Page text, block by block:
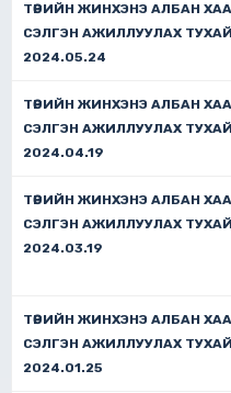
ТӨРИЙН ЖИНХЭНЭ АЛБАН
СЭЛГЭН АЖИЛЛУУЛАХ
2024.05.24
ТӨРИЙН ЖИНХЭНЭ АЛБАН
СЭЛГЭН АЖИЛЛУУЛАХ
2024.04.19
ТӨРИЙН ЖИНХЭНЭ АЛБАН
СЭЛГЭН АЖИЛЛУУЛАХ
2024.03.19
ТӨРИЙН ЖИНХЭНЭ АЛБАН
СЭЛГЭН АЖИЛЛУУЛАХ
2024.01.25